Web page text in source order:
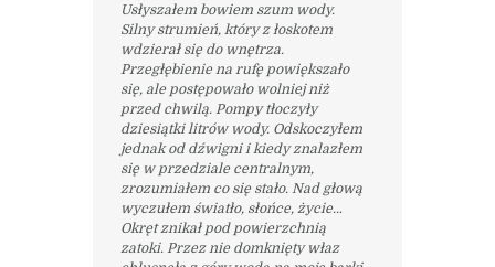
Usłyszałem bowiem szum wody.
Silny strumień, który z łoskotem
wdzierał się do wnętrza.
Przegłębienie na rufę powiększało
się, ale postępowało wolniej niż
przed chwilą. Pompy tłoczyły
dziesiątki litrów wody. Odskoczyłem
jednak od dźwigni i kiedy znalazłem
się w przedziale centralnym,
zrozumiałem co się stało. Nad głową
wyczułem światło, słońce, życie…
Okręt znikał pod powierzchnią
zatoki. Przez nie domknięty właz